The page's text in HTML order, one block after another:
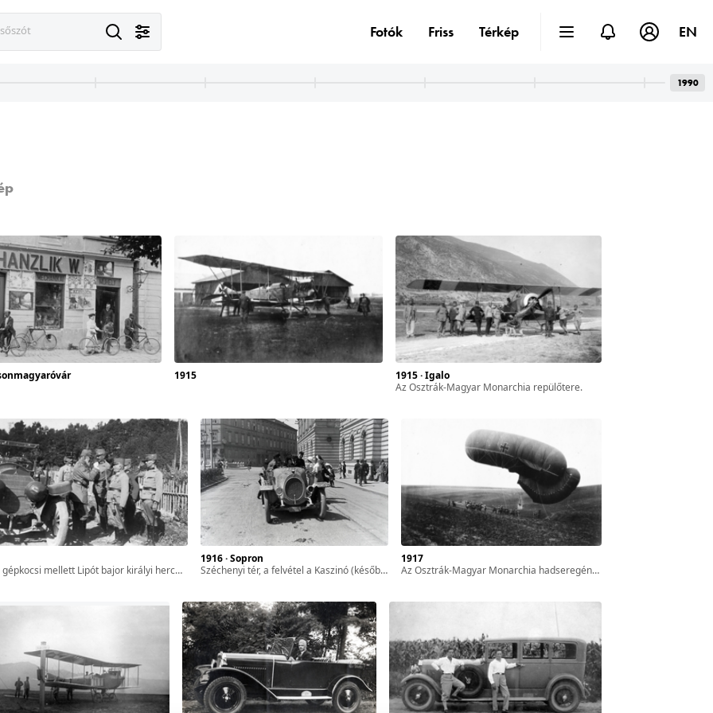
1915
1915 · Igalo
az Osztrák-Magyar Monarchia repülőtere.
mellett Lipót bajor királyi herceg, császári tábornagy, mögötte balra Eduard von Böhm-Ermolli osztrák tábornok.
1916 · Sopron
Széchenyi tér, a felvétel a Kaszinó (később Magyar Művelődés Háza, ma Liszt Ferenc Konferencia és Kulturális Központ) előtt készült.
1917
Az Osztrák-Magyar Monarchia hadseregének Drachen típusú rögzített megfigyelő léggömbje.
Fotók Friss Térkép EN
1990